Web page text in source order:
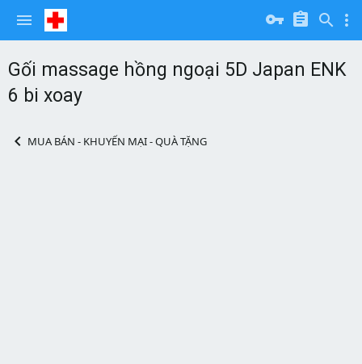
Gối massage hồng ngoại 5D Japan ENK
6 bi xoay
MUA BÁN - KHUYẾN MẠI - QUÀ TẶNG